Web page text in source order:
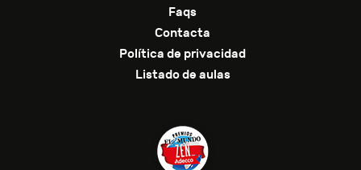
Faqs
Contacta
Política de privacidad
Listado de aulas